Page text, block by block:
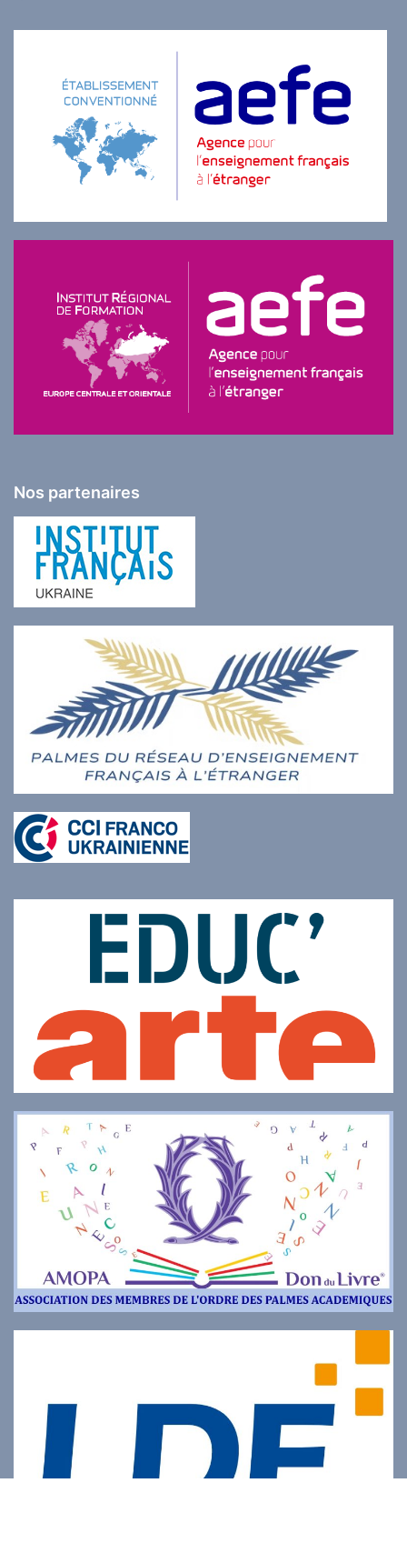
Nos partenaires